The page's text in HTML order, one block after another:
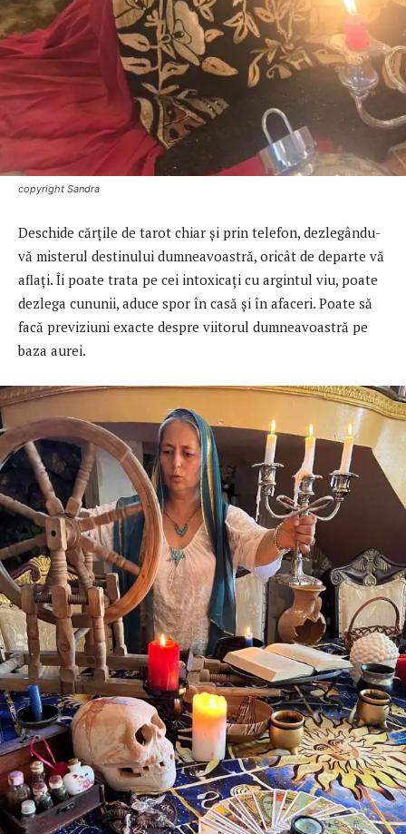
copyright Sandra
Deschide cărţile de tarot chiar şi prin telefon, dezlegându-
vă misterul destinului dumneavoastră, oricât de departe vă
aflaţi. Îi poate trata pe cei intoxicaţi cu argintul viu, poate
dezlega cununii, aduce spor în casă şi în afaceri. Poate să
facă previziuni exacte despre viitorul dumneavoastră pe
baza aurei.